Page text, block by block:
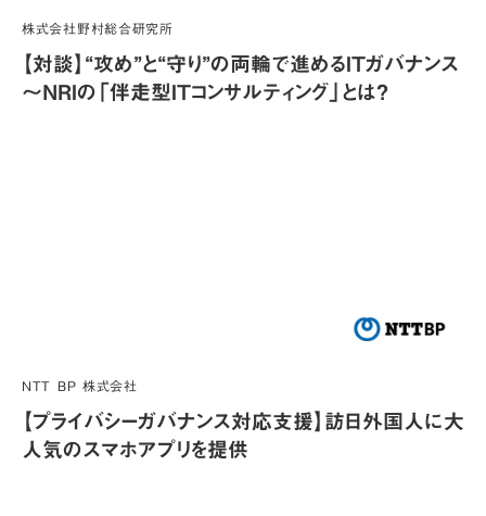
株式会社野村総合研究所
【対談】“攻め”と“守り”の両輪で進めるITガバナンス
～NRIの「伴走型ITコンサルティング」とは？
NTT BP 株式会社
【プライバシーガバナンス対応支援】訪日外国人に大
人気のスマホアプリを提供